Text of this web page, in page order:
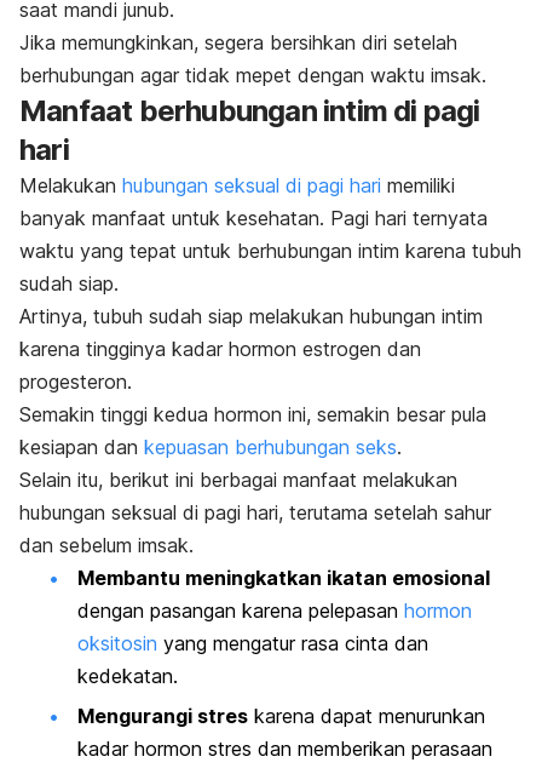
saat mandi junub.
Jika memungkinkan, segera bersihkan diri setelah
berhubungan agar tidak mepet dengan waktu imsak.
Manfaat berhubungan intim di pagi
hari
Melakukan hubungan seksual di pagi hari memiliki
banyak manfaat untuk kesehatan. Pagi hari ternyata
waktu yang tepat untuk berhubungan intim karena tubuh
sudah siap.
Artinya, tubuh sudah siap melakukan hubungan intim
karena tingginya kadar hormon estrogen dan
progesteron.
Semakin tinggi kedua hormon ini, semakin besar pula
kesiapan dan kepuasan berhubungan seks.
Selain itu, berikut ini berbagai manfaat melakukan
hubungan seksual di pagi hari, terutama setelah sahur
dan sebelum imsak.
Membantu meningkatkan ikatan emosional
dengan pasangan karena pelepasan hormon
oksitosin yang mengatur rasa cinta dan
kedekatan.
Mengurangi stres karena dapat menurunkan
kadar hormon stres dan memberikan perasaan